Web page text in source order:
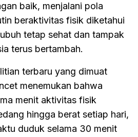
baik, menjalani pola
beraktivitas fisik diketahui
tetap sehat dan tampak
terus bertambah.
terbaru yang dimuat
menemukan bahwa
menit aktivitas fisik
hingga berat setiap hari,
duduk selama 30 menit